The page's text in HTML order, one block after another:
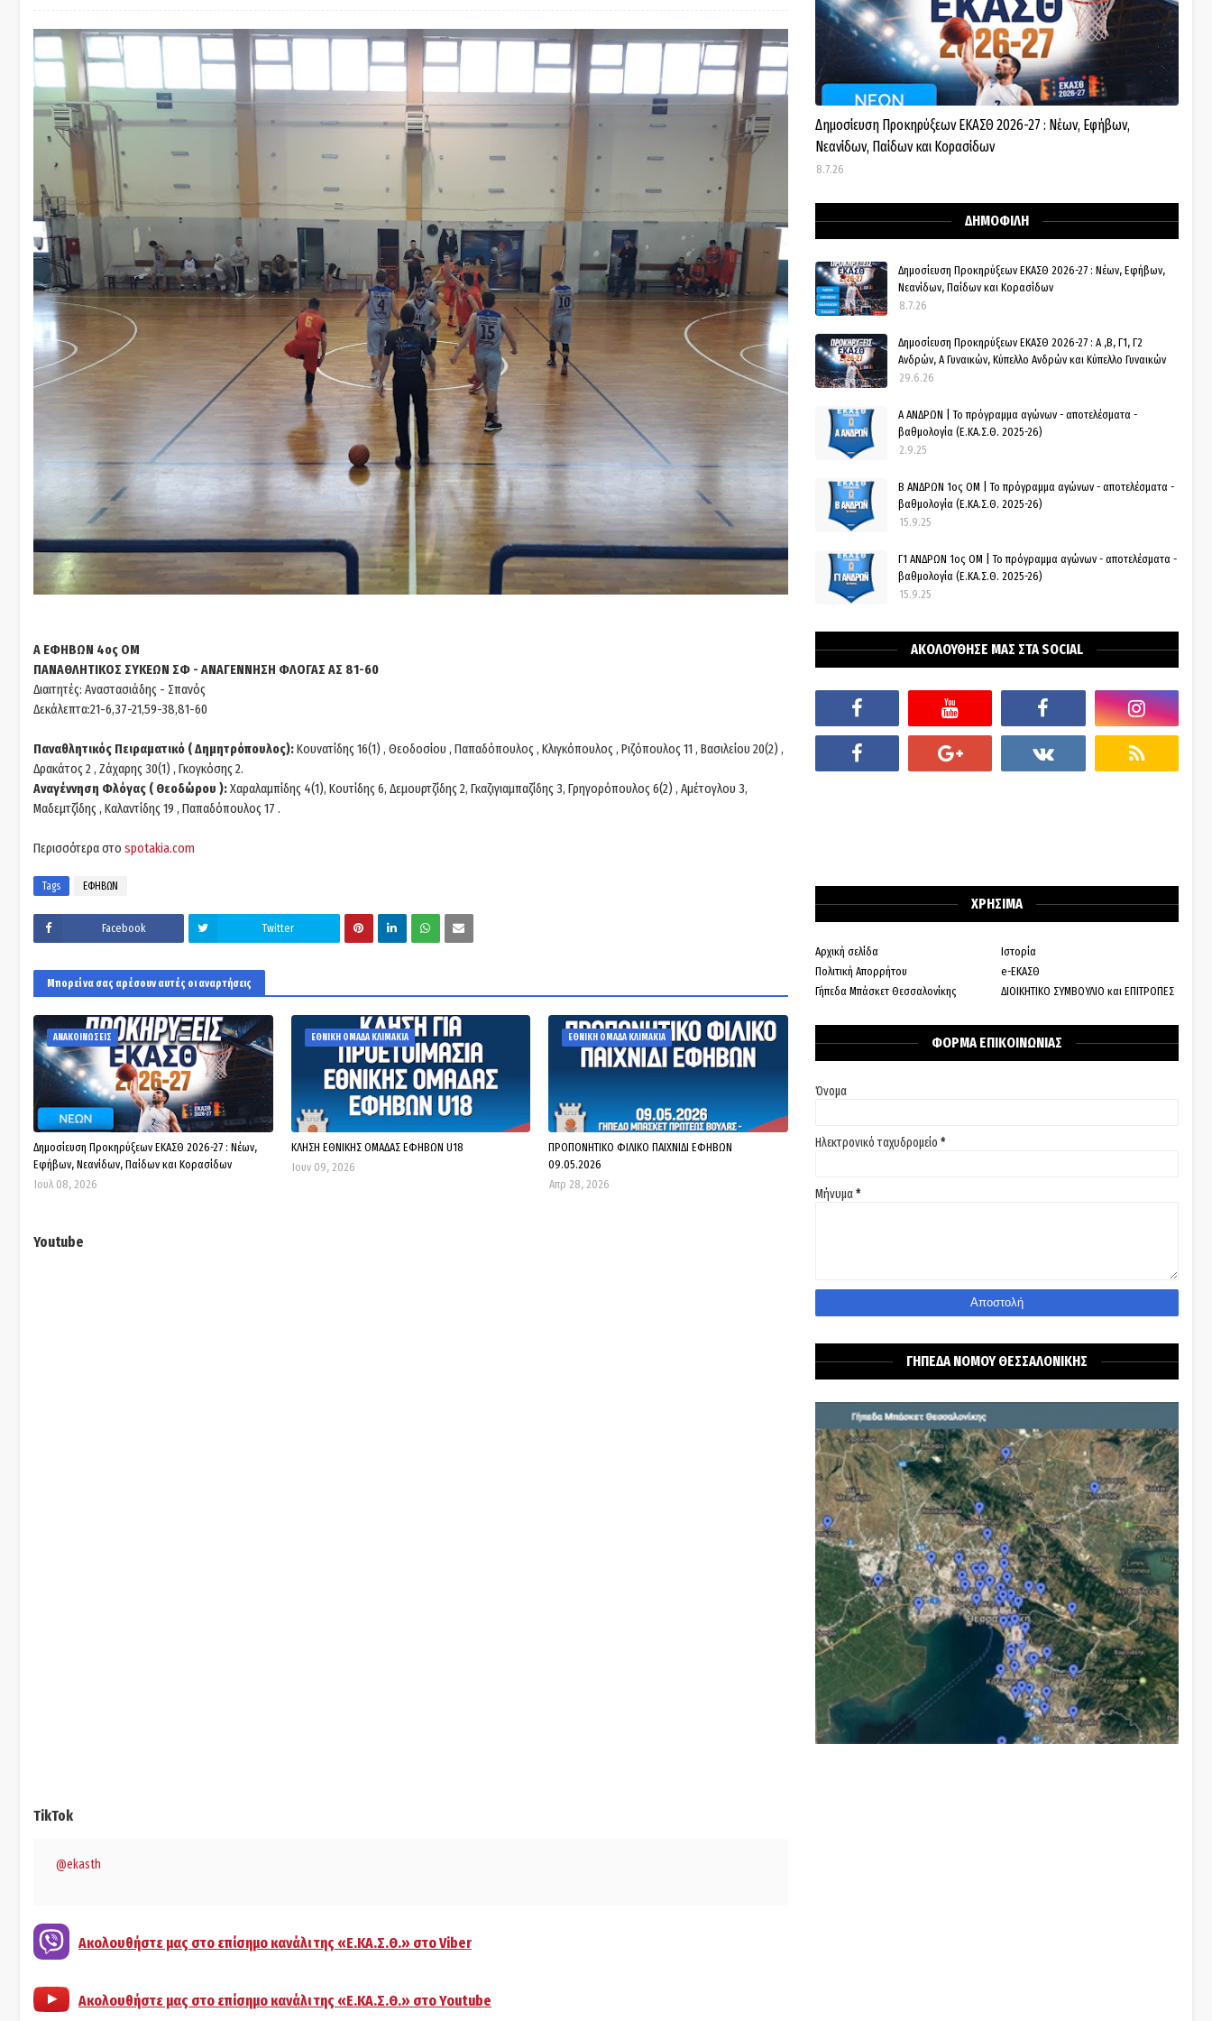
Α ΕΦΗΒΩΝ 4ος ΟΜ
ΠΑΝΑΘΛΗΤΙΚΟΣ ΣΥΚΕΩΝ ΣΦ - ΑΝΑΓΕΝΝΗΣΗ ΦΛΟΓΑΣ ΑΣ 81-60
Διαιτητές: Αναστασιάδης - Σπανός
Δεκάλεπτα:21-6,37-21,59-38,81-60
Παναθλητικός Πειραματικό ( Δημητρόπουλος):Κουνατίδης 16(1) , Θεοδοσίου , Παπαδόπουλος , Κλιγκόπουλος , Ριζόπουλος 11 , Βασιλείου 20(2) ,
Δρακάτος 2 , Ζάχαρης 30(1) , Γκογκόσης 2.
Αναγέννηση Φλόγας ( Θεοδώρου ):Χαραλαμπίδης 4(1), Κουτίδης 6, Δεμουρτζίδης 2, Γκαζιγιαμπαζίδης 3, Γρηγορόπουλος 6(2) , Αμέτογλου 3,
Μαδεμτζίδης , Καλαντίδης 19 , Παπαδόπουλος 17 .
Περισσότερα στο spotakia.com
Tags ΕΦΗΒΩΝ
Facebook Twitter
Μπορεί να σας αρέσουν αυτές οι αναρτήσεις
ΑΝΑΚΟΙΝΩΣΕΙΣ
Δημοσίευση Προκηρύξεων ΕΚΑΣΘ 2026-27 : Νέων,
Εφήβων, Νεανίδων, Παίδων και Κορασίδων
Ιουλ 08, 2026
ΕΘΝΙΚΗ ΟΜΑΔΑ ΚΛΙΜΑΚΙΑ
ΚΛΗΣΗ ΕΘΝΙΚΗΣ ΟΜΑΔΑΣ ΕΦΗΒΩΝ U18
Ιουν 09, 2026
ΕΘΝΙΚΗ ΟΜΑΔΑ ΚΛΙΜΑΚΙΑ
ΠΡΟΠΟΝΗΤΙΚΟ ΦΙΛΙΚΟ ΠΑΙΧΝΙΔΙ ΕΦΗΒΩΝ
09.05.2026
Απρ 28, 2026
Youtube
TikTok
@ekasth
Ακολουθήστε μας στο επίσημο κανάλι της «Ε.ΚΑ.Σ.Θ.» στο Viber
Ακολουθήστε μας στο επίσημο κανάλι της «Ε.ΚΑ.Σ.Θ.» στο Youtube
Δημοσίευση Προκηρύξεων ΕΚΑΣΘ 2026-27 : Νέων, Εφήβων,
Νεανίδων, Παίδων και Κορασίδων
8.7.26
ΔΗΜΟΦΙΛΗ
Δημοσίευση Προκηρύξεων ΕΚΑΣΘ 2026-27 : Νέων, Εφήβων,
Νεανίδων, Παίδων και Κορασίδων
8.7.26
Δημοσίευση Προκηρύξεων ΕΚΑΣΘ 2026-27 : Α ,Β, Γ1, Γ2
Ανδρών, Α Γυναικών, Κύπελλο Ανδρών και Κύπελλο Γυναικών
29.6.26
Α ΑΝΔΡΩΝ | Το πρόγραμμα αγώνων - αποτελέσματα -
βαθμολογία (Ε.ΚΑ.Σ.Θ. 2025-26)
2.9.25
Β ΑΝΔΡΩΝ 1ος ΟΜ | Το πρόγραμμα αγώνων - αποτελέσματα -
βαθμολογία (Ε.ΚΑ.Σ.Θ. 2025-26)
15.9.25
Γ1 ΑΝΔΡΩΝ 1ος ΟΜ | Το πρόγραμμα αγώνων - αποτελέσματα -
βαθμολογία (Ε.ΚΑ.Σ.Θ. 2025-26)
15.9.25
ΑΚΟΛΟΥΘΗΣΕ ΜΑΣ ΣΤΑ SOCIAL
ΧΡΗΣΙΜΑ
Αρχική σελίδα
Ιστορία
Πολιτική Απορρήτου
e-ΕΚΑΣΘ
Γήπεδα Μπάσκετ Θεσσαλονίκης
ΔΙΟΙΚΗΤΙΚΟ ΣΥΜΒΟΥΛΙΟ και ΕΠΙΤΡΟΠΕΣ
ΦΟΡΜΑ ΕΠΙΚΟΙΝΩΝΙΑΣ
Όνομα
Ηλεκτρονικό ταχυδρομείο *
Μήνυμα*
ΓΗΠΕΔΑ ΝΟΜΟΥ ΘΕΣΣΑΛΟΝΙΚΗΣ